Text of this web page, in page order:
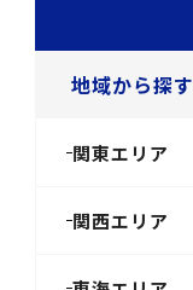
地域から探す
関東エリア
関西エリア